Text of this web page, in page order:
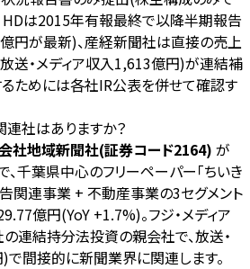
は2015年有報最終で以降半期報告
円が最新)、産経新聞社は直接の売上
送・メディア収入1,613億円)が連結補
ためには各社IR公表を併せて確認す
連社はありますか？
社地域新聞社(証券コード2164) が
千葉県中心のフリーペーパー「ちいき
関連事業 + 不動産事業の3セグメント
億円(YoY +1.7%)。フジ・メディア
連結持分法投資の親会社で、放送・
間接的に新聞業界に関連します。